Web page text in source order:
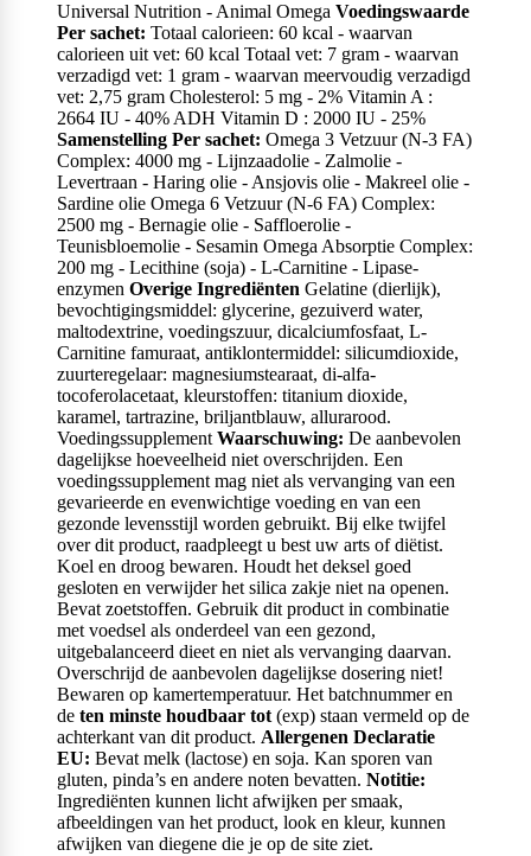
Universal Nutrition - Animal Omega Voedingswaarde
Per sachet: Totaal calorieen: 60 kcal - waarvan
calorieen uit vet: 60 kcal Totaal vet: 7 gram - waarvan
verzadigd vet: 1 gram - waarvan meervoudig verzadigd
vet: 2,75 gram Cholesterol: 5 mg - 2% Vitamin A :
2664 IU - 40% ADH Vitamin D : 2000 IU - 25%
Samenstelling Per sachet: Omega 3 Vetzuur (N-3 FA)
Complex: 4000 mg - Lijnzaadolie - Zalmolie -
Levertraan - Haring olie - Ansjovis olie - Makreel olie -
Sardine olie Omega 6 Vetzuur (N-6 FA) Complex:
2500 mg - Bernagie olie - Saffloerolie -
Teunisbloemolie - Sesamin Omega Absorptie Complex:
200 mg - Lecithine (soja) - L-Carnitine - Lipase-
enzymen Overige Ingrediënten Gelatine (dierlijk),
bevochtigingsmiddel: glycerine, gezuiverd water,
maltodextrine, voedingszuur, dicalciumfosfaat, L-
Carnitine famuraat, antiklontermiddel: silicumdioxide,
zuurteregelaar: magnesiumstearaat, di-alfa-
tocoferolacetaat, kleurstoffen: titanium dioxide,
karamel, tartrazine, briljantblauw, allurarood.
Voedingssupplement Waarschuwing: De aanbevolen
dagelijkse hoeveelheid niet overschrijden. Een
voedingssupplement mag niet als vervanging van een
gevarieerde en evenwichtige voeding en van een
gezonde levensstijl worden gebruikt. Bij elke twijfel
over dit product, raadpleegt u best uw arts of diëtist.
Koel en droog bewaren. Houdt het deksel goed
gesloten en verwijder het silica zakje niet na openen.
Bevat zoetstoffen. Gebruik dit product in combinatie
met voedsel als onderdeel van een gezond,
uitgebalanceerd dieet en niet als vervanging daarvan.
Overschrijd de aanbevolen dagelijkse dosering niet!
Bewaren op kamertemperatuur. Het batchnummer en
de ten minste houdbaar tot (exp) staan vermeld op de
achterkant van dit product. Allergenen Declaratie
EU: Bevat melk (lactose) en soja. Kan sporen van
gluten, pinda’s en andere noten bevatten. Notitie:
Ingrediënten kunnen licht afwijken per smaak,
afbeeldingen van het product, look en kleur, kunnen
afwijken van diegene die je op de site ziet.